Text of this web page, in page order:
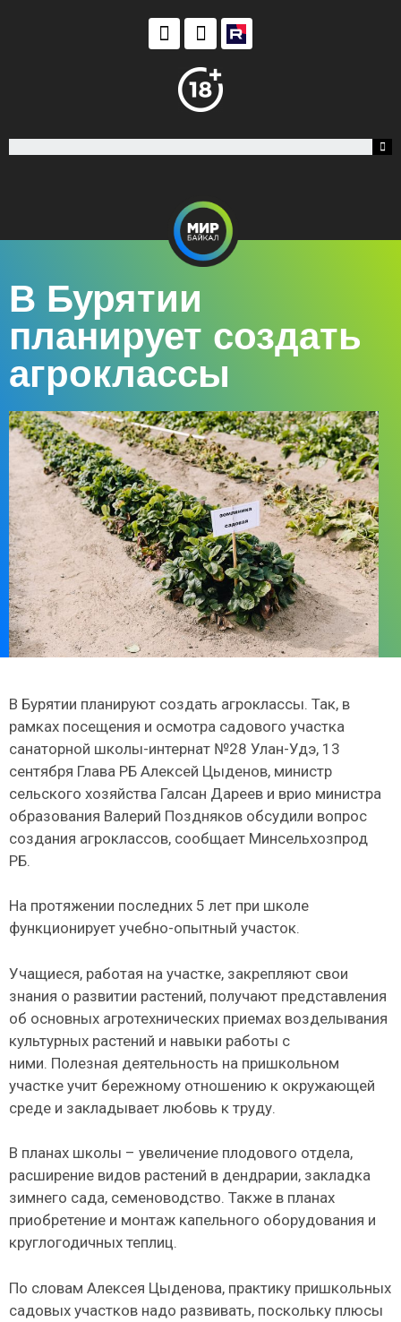
В Бурятии
планирует создать
агроклассы
В Бурятии планируют создать агроклассы. Так, в
рамках посещения и осмотра садового участка
санаторной школы-интернат №28 Улан-Удэ, 13
сентября Глава РБ Алексей Цыденов, министр
сельского хозяйства Галсан Дареев и врио министра
образования Валерий Поздняков обсудили вопрос
создания агроклассов, сообщает Минсельхозпрод
РБ.
На протяжении последних 5 лет при школе
функционирует учебно-опытный участок.
Учащиеся, работая на участке, закрепляют свои
знания о развитии растений, получают представления
об основных агротехнических приемах возделывания
культурных растений и навыки работы с
ними. Полезная деятельность на пришкольном
участке учит бережному отношению к окружающей
среде и закладывает любовь к труду.
В планах школы – увеличение плодового отдела,
расширение видов растений в дендрарии, закладка
зимнего сада, семеноводство. Также в планах
приобретение и монтаж капельного оборудования и
круглогодичных теплиц.
По словам Алексея Цыденова, практику пришкольных
садовых участков надо развивать, поскольку плюсы